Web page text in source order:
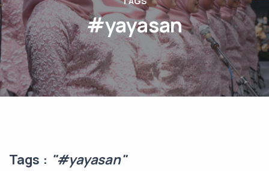
#yayasan
Tags : "#yayasan"